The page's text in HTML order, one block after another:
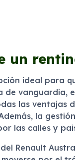
un
ideal para
de vanguardia,
las ventajas
la
las calles y
Renault